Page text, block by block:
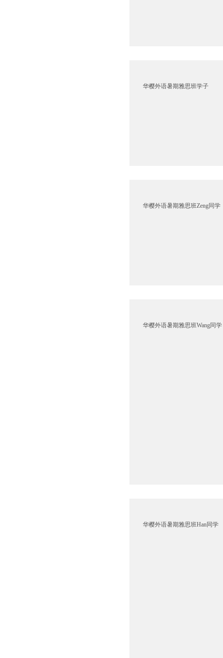
华樱外语暑期雅思班学子
华樱外语暑期雅思班Zeng同学
华樱外语暑期雅思班Wang同学
华樱外语暑期雅思班Han同学